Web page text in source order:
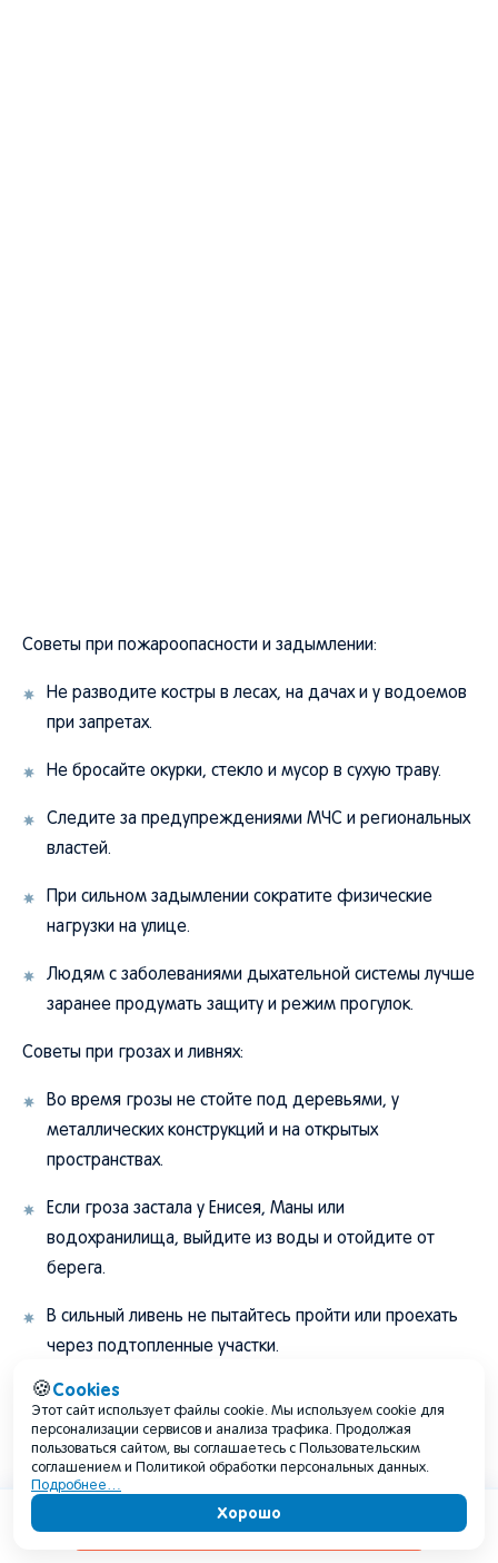
Советы при пожароопасности и задымлении:
Не разводите костры в лесах, на дачах и у водоемов
при запретах.
Не бросайте окурки, стекло и мусор в сухую траву.
Следите за предупреждениями МЧС и региональных
властей.
При сильном задымлении сократите физические
нагрузки на улице.
Людям с заболеваниями дыхательной системы лучше
заранее продумать защиту и режим прогулок.
Советы при грозах и ливнях:
Во время грозы не стойте под деревьями, у
металлических конструкций и на открытых
пространствах.
Если гроза застала у Енисея, Маны или
водохранилища, выйдите из воды и отойдите от
берега.
В сильный ливень не пытайтесь пройти или проехать
через подтопленные участки.
При граде лучше укрыться в помещении или
автомобиле и держаться дальше от стекол.
На даче заранее убирайте легкие предметы,
Советы автомобилистам:
Содержание
🍪Cookies
Этот сайт использует файлы cookie. Мы используем cookie для
персонализации сервисов и анализа трафика. Продолжая
пользоваться сайтом, вы соглашаетесь с Пользовательским
соглашением и Политикой обработки персональных данных.
Подробнее…
Хорошо